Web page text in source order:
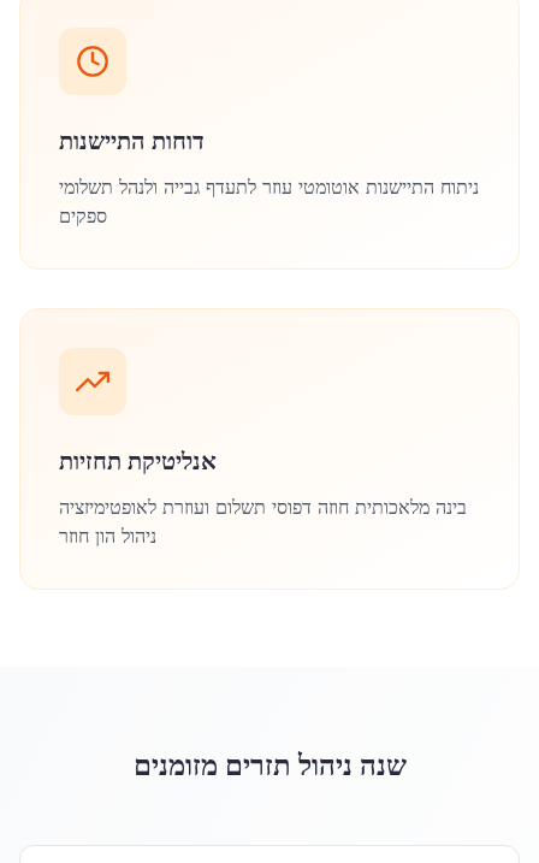
דוחות התיישנות
ניתוח התיישנות אוטומטי עוזר לתעדף גבייה ולנהל תשלומי
ספקים
אנליטיקת תחזיות
בינה מלאכותית חוזה דפוסי תשלום ועוזרת לאופטימיזציה
ניהול הון חוזר
שנה ניהול תזרים מזומנים